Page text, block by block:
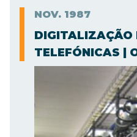
NOV. 1987
DIGITALIZAÇÃO
TELEFÓNICAS |